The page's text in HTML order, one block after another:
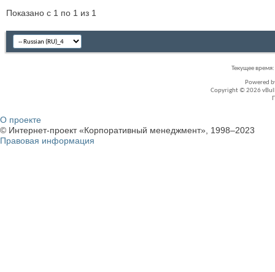
Показано с 1 по 1 из 1
Текущее время:
Powered
Copyright © 2026
О проекте
© Интернет-проект «Корпоративный менеджмент», 1998–2023
Правовая информация